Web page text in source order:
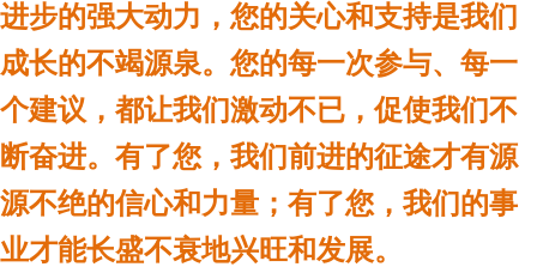
进步的强大动力，您的关心和支持是我们
成长的不竭源泉。您的每一次参与、每一
个建议，都让我们激动不已，促使我们不
断奋进。有了您，我们前进的征途才有源
源不绝的信心和力量；有了您，我们的事
业才能长盛不衰地兴旺和发展。